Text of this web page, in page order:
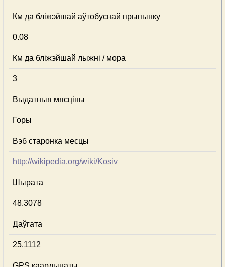
Км да бліжэйшай аўтобуснай прыпынку
0.08
Км да бліжэйшай лыжні / мора
3
Выдатныя мясціны
Горы
Вэб старонка месцы
http://wikipedia.org/wiki/Kosiv
Шырата
48.3078
Даўгата
25.1112